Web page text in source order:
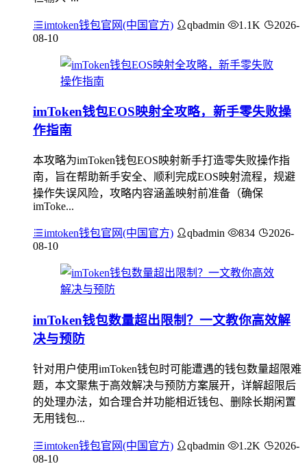
imtoken钱包官网(中国官方) qbadmin 1.1K
2026-
08-10
imToken钱包EOS映射全攻略，新手零失败操
作指南
本攻略为imToken钱包EOS映射新手打造零失败操作指
南，旨在帮助新手安全、顺利完成EOS映射流程，规避
操作失误风险，攻略内容涵盖映射前准备（确保
imToke...
imtoken钱包官网(中国官方) qbadmin 834
2026-
08-10
imToken钱包数量超出限制？一文教你高效解
决与预防
针对用户使用imToken钱包时可能遭遇的钱包数量超限难
题，本文聚焦于高效解决与预防方案展开，详解超限后
的处理办法，如合理合并功能相近钱包、删除长期闲置
无用钱包...
imtoken钱包官网(中国官方) qbadmin 1.2K
2026-
08-10